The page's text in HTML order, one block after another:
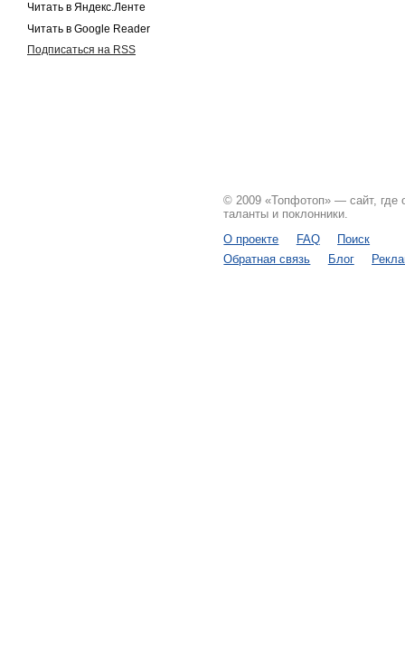
Читать в Яндекс.Ленте
Читать в Google Reader
Подписаться на RSS
© 2009 «Топфотоп» — сайт, где
таланты и поклонники.
О проекте
FAQ
Поиск
Обратная связь
Блог